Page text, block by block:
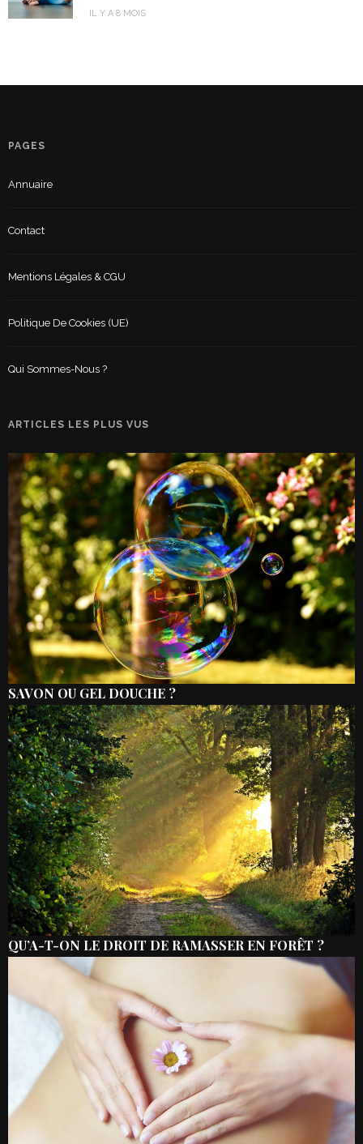
IL Y A 8 MOIS
PAGES
Annuaire
Contact
Mentions Légales & CGU
Politique De Cookies (UE)
Qui Sommes-Nous ?
ARTICLES LES PLUS VUS
SAVON OU GEL DOUCHE ?
QU’A-T-ON LE DROIT DE RAMASSER EN FORÊT ?